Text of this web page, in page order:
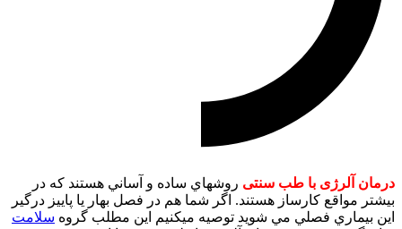
درمان آلرژی با طب سنتی روشهاي ساده و آساني هستند كه در
بيشتر مواقع كارساز هستند. اگر شما هم در فصل بهار يا پاييز درگير
اين بيماري فصلي مي شويد توصيه ميكنيم اين مطلب گروه سلامت